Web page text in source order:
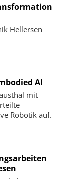
Hellersen
AI
mit
Robotik auf.